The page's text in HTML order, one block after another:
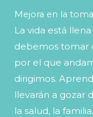
Mejora en la
La vida está
debemos tomar
por el que
dirigimos.
llevarán a gozar
la salud, la